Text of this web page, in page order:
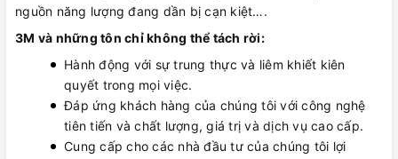
nguồn năng lượng đang dần bị cạn kiệt….
3M và những tôn chỉ không thể tách rời:
Hành động với sự trung thực và liêm khiết kiên
quyết trong mọi việc.
Đáp ứng khách hàng của chúng tôi với công nghệ
tiên tiến và chất lượng, giá trị và dịch vụ cao cấp.
Cung cấp cho các nhà đầu tư của chúng tôi lợi